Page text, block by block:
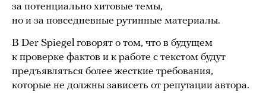
за потенциально хитовые темы,
но и за повседневные рутинные материалы.
В Der Spiegel говорят о том, что в будущем
к проверке фактов и к работе с текстом будут
предъявляться более жесткие требования,
которые не должны зависеть от репутации автора.